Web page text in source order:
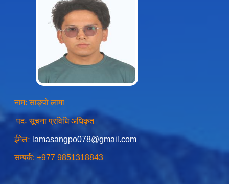
नाम: साङ्पो लामा
पदः सूचना प्रविधि अधिकृत
ईमेलः lamasangpo078@gmail.com
सम्पर्क: +977 9851318843